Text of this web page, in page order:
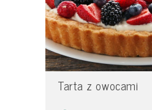
Tarta z owocami